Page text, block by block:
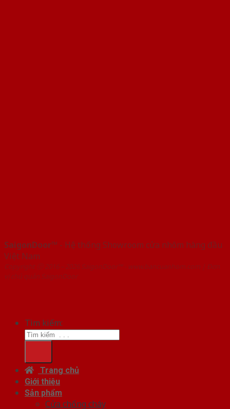
SaigonDoor™ - Hệ thống Showroom cửa nhôm hàng đầu
Việt Nam
Copyright ⓒ 2016 – 2026 SaigonDoor™ - www.bancuanhom.com | Đơn
vị chủ quản SaigonDoor
Tìm kiếm:
Trang chủ
Giới thiệu
Sản phẩm
Cửa chống cháy